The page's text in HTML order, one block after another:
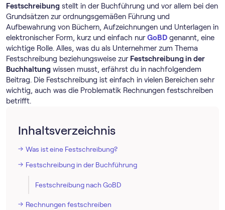
Festschreibung stellt in der Buchführung und vor allem bei den
Grundsätzen zur ordnungsgemäßen Führung und
Aufbewahrung von Büchern, Aufzeichnungen und Unterlagen in
elektronischer Form, kurz und einfach nurGoBD genannt, eine
wichtige Rolle. Alles, was du als Unternehmer zum Thema
Festschreibung beziehungsweise zur Festschreibung in der
Buchhaltung wissen musst, erfährst du in nachfolgendem
Beitrag. Die Festschreibung ist einfach in vielen Bereichen sehr
wichtig, auch was die Problematik Rechnungen festschreiben
betrifft.
Inhaltsverzeichnis
Was ist eine Festschreibung?
Festschreibung in der Buchführung
Festschreibung nach GoBD
Rechnungen festschreiben